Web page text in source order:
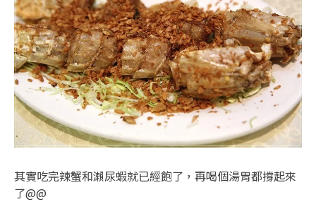
其實吃完辣蟹和瀨尿蝦就已經飽了，再喝個湯胃都撐起來
了@@